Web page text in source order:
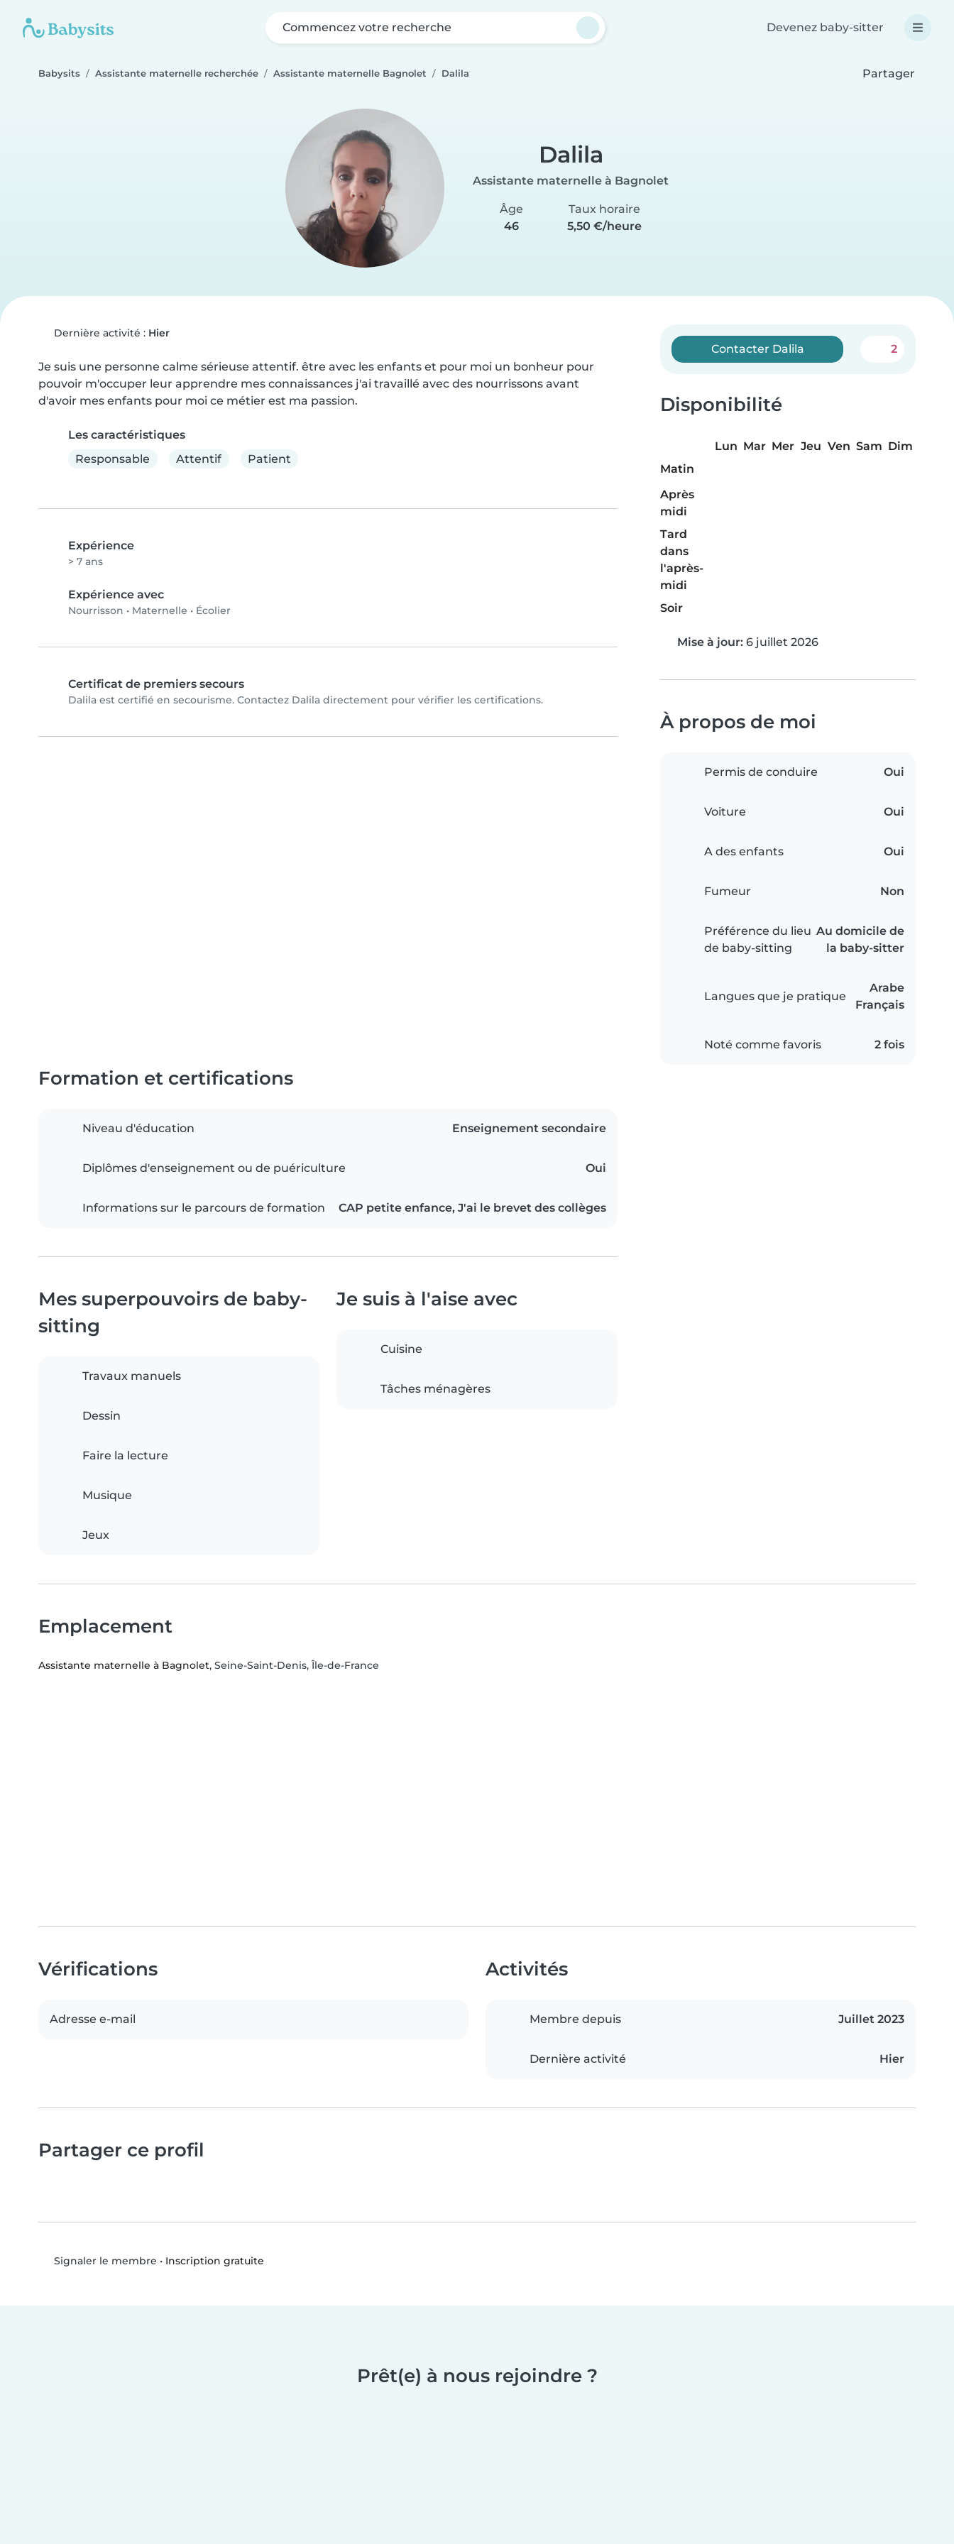
Commencez votre recherche Devenez baby-sitter
Babysits Assistante maternelle recherchée Assistante maternelle Bagnolet Dalila Partager
Dalila
Assistante maternelle à Bagnolet
Âge
46
Taux horaire
5,50 €/heure
Dernière activité : Hier
Je suis une personne calme sérieuse attentif. être avec les enfants et pour moi un bonheur pour
pouvoir m'occuper leur apprendre mes connaissances j'ai travaillé avec des nourrissons avant
d'avoir mes enfants pour moi ce métier est ma passion.
Les caractéristiques
Responsable
Attentif Patient
Expérience
> 7 ans
Expérience avec
Nourrisson • Maternelle • Écolier
Certificat de premiers secours
Dalila est certifié en secourisme. Contactez Dalila directement pour vérifier les certifications.
Contacter Dalila 2
Disponibilité
Lun Mar Mer Jeu Ven Sam Dim
Matin
Après
midi
Tard
dans
l'après-
midi
Soir
Mise à jour: 6 juillet 2026
À propos de moi
Permis de conduire Oui
Voiture Oui
A des enfants Oui
Fumeur Non
Préférence du lieu
de baby-sitting
Au domicile de
la baby-sitter
Langues que je pratique
Arabe
Français
Noté comme favoris 2 fois
Formation et certifications
Niveau d'éducation Enseignement secondaire
Diplômes d'enseignement ou de puériculture Oui
Informations sur le parcours de formation CAP petite enfance, J'ai le brevet des collèges
Mes superpouvoirs de baby-
sitting
Travaux manuels
Dessin
Faire la lecture
Musique
Jeux
Je suis à l'aise avec
Cuisine
Tâches ménagères
Emplacement
Assistante maternelle à Bagnolet, Seine-Saint-Denis, Île-de-France
Vérifications
Adresse e-mail
Activités
Membre depuis Juillet 2023
Dernière activité Hier
Partager ce profil
Signaler le membre • Inscription gratuite
Prêt(e) à nous rejoindre ?